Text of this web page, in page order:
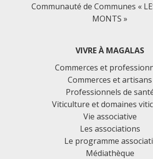
Communauté de Communes «
MONTS »
VIVRE À MAGALAS
Commerces et
Commerces et artisans
Professionnels de
Viticulture et domaines
Vie associative
Les associations
Le programme
Médiathèque